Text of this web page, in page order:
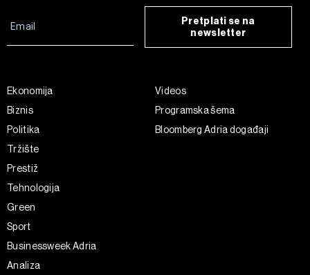
Pretplati se na
newsletter
Ekonomija
Biznis
Politika
Tržište
Prestiž
Tehnologija
Green
Sport
Businessweek Adria
Analiza
Videos
Programska šema
Bloomberg Adria događaji